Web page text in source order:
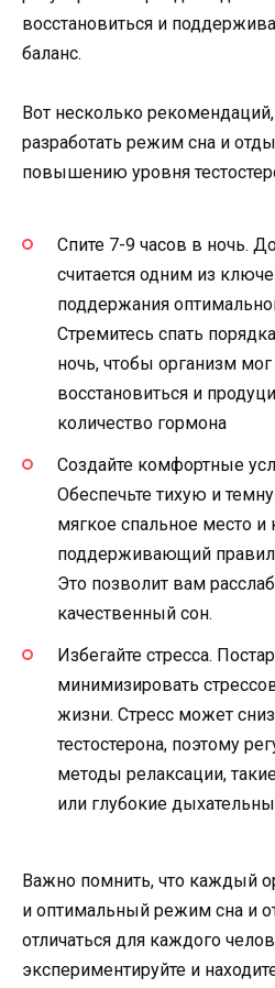
восстановиться и
баланс.
Вот несколько
разработать режим сна и
повышению уровня
Спите 7-9 часов в ночь.
считается одним из
поддержания
Стремитесь спать
ночь, чтобы организм
восстановиться и
количество гормона
Создайте комфортные
Обеспечьте тихую и
мягкое спальное место
поддерживающий
Это позволит вам
качественный сон.
Избегайте стресса.
минимизировать
жизни. Стресс может
тестостерона, поэтому
методы релаксации,
или глубокие
Важно помнить, что каждый
и оптимальный режим сна и
отличаться для каждого
экспериментируйте и